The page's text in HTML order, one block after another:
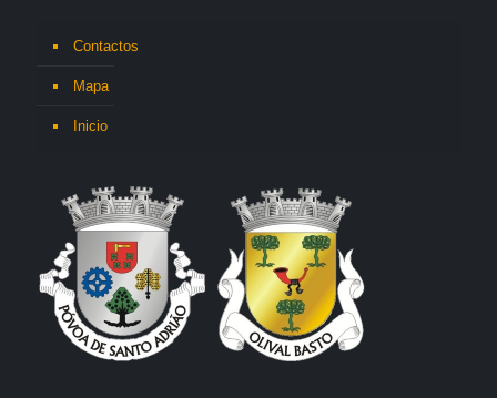
Contactos
Mapa
Inicio